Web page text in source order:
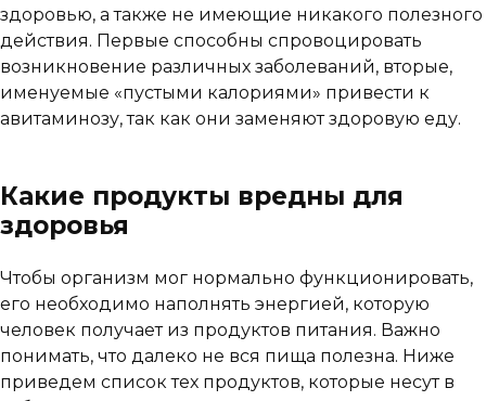
здоровью, а также не имеющие никакого полезного
действия. Первые способны спровоцировать
возникновение различных заболеваний, вторые,
именуемые «пустыми калориями» привести к
авитаминозу, так как они заменяют здоровую еду.
Какие продукты вредны для
здоровья
Чтобы организм мог нормально функционировать,
его необходимо наполнять энергией, которую
человек получает из продуктов питания. Важно
понимать, что далеко не вся пища полезна. Ниже
приведем список тех продуктов, которые несут в